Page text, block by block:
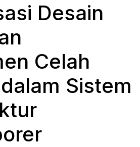
Desain
Celah
Sistem